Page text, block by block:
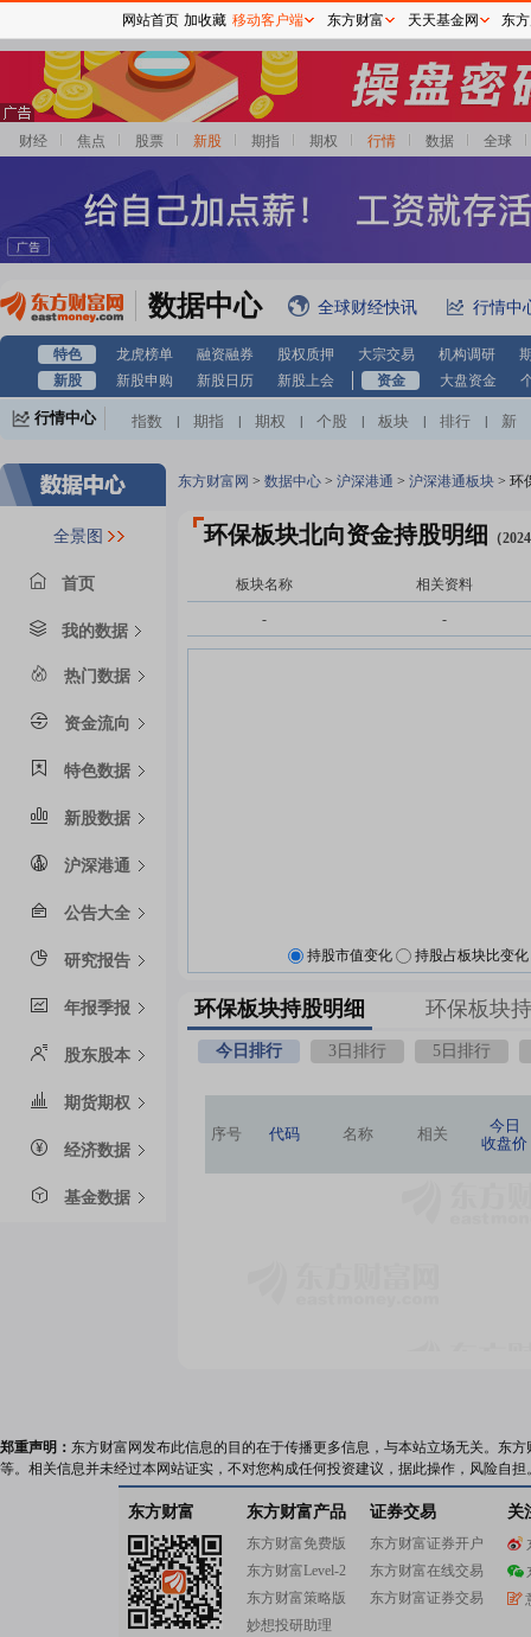
财经 焦点 股票 新股 期指 期权 行情 数据 全球
数据中心 全球财经快讯 行情中
特色 龙虎榜单 融资融券 股权质押 大宗交易 机构调研
新股
新股申购 新股日历 新股上会 资金 大盘资金
行情中心 指数 期指 期权 个股 板块 排行
新
自选股
全景图
首页
我的数据
热门数据
资金流向
特色数据
新股数据
沪深港通
公告大全
研究报告
年报季报
股东股本
期货期权
经济数据
基金数据
东方财富网 > 数据中心 > 沪深港通 > 沪深港通板块 > 环
环保板块北向资金持股明细 （
板块名称 相关资料
- -
持股市值变化 持股占板块比变化
环保板块持股明细 环保板块
今日排行 3日排行 5日排行
序号 代码 名称 相关
今日
收盘价
郑重声明： 东方财富网发布此信息的目的在于传播更多信息，与本站立场无关。东
等。相关信息并未经过本网站证实，不对您构成任何投资建议，据此操作，风险自担
东方财富 东方财富产品
东方财富免费版
东方财富Level-2
东方财富策略版
妙想投研助理
证券交易
东方财富证券开户
东方财富在线交易
东方财富证券交易
关
网站首页 加收藏 移动客户端 东方财富 天天基金网 东